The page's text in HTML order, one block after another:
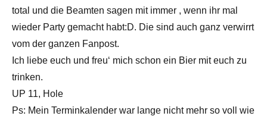
total und die Beamten sagen mit immer , wenn ihr mal
wieder Party gemacht habt:D. Die sind auch ganz verwirrt
vom der ganzen Fanpost.
Ich liebe euch und freu‘ mich schon ein Bier mit euch zu
trinken.
UP 11, Hole
Ps: Mein Terminkalender war lange nicht mehr so voll wie